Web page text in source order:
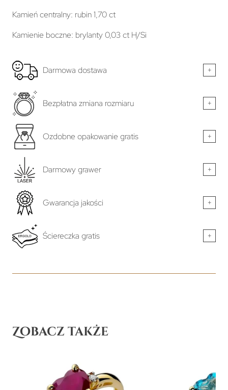
Kamień centralny: rubin 1,70 ct
Kamienie boczne: brylanty 0,03 ct H/Si
Darmowa dostawa +
Bezpłatna zmiana rozmiaru +
Ozdobne opakowanie gratis +
Darmowy grawer +
Gwarancja jakości +
Ściereczka gratis +
Zobacz także